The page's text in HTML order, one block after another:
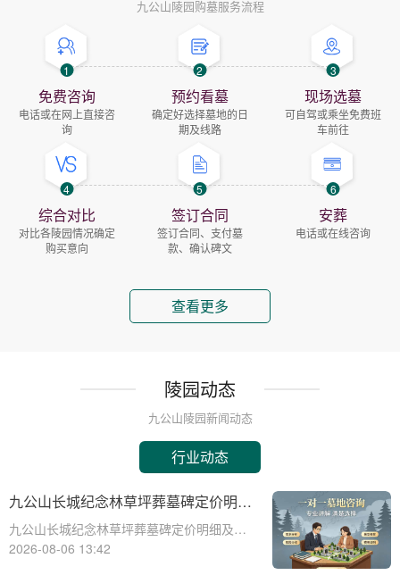
九公山陵园购墓服务流程
1
免费咨询
电话或在网上直接咨
询
2
预约看墓
确定好选择墓地的日
期及线路
3
现场选墓
可自驾或乘坐免费班
车前往
4
综合对比
对比各陵园情况确定
购买意向
5
签订合同
签订合同、支付墓
款、确认碑文
6
安葬
电话或在线咨询
查看更多
陵园动态
九公山陵园新闻动态
行业动态
九公山长城纪念林草坪葬墓碑定价明细
活动赠绿植养护服务详解
九公山长城纪念林草坪葬墓碑定价明细及活
动赠绿植养护服务详解☎ 九公山陵园电
2026-08-06 13:42